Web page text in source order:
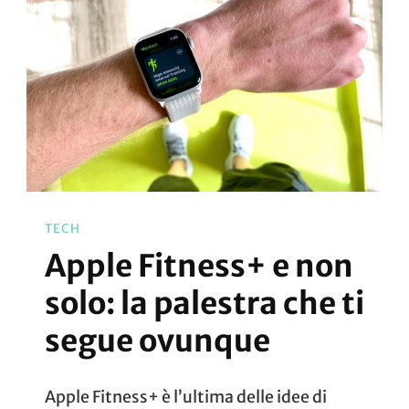
TECH
Apple Fitness+ e non
solo: la palestra che ti
segue ovunque
Apple Fitness+ è l’ultima delle idee di